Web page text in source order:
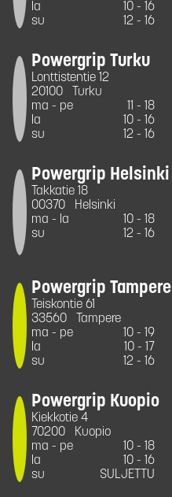
la
10 - 16
su
12 - 16
Powergrip Turku
Lonttistentie 12
20100
Turku
ma - pe
11 - 18
la
10 - 16
su
12 - 16
Powergrip Helsinki
Takkatie 18
00370
Helsinki
ma - la
10 - 18
su
12 - 16
Powergrip Tampere
Teiskontie 61
33560
Tampere
ma - pe
10 - 19
la
10 - 17
su
12 - 16
Powergrip Kuopio
Kiekkotie 4
70200
Kuopio
ma - pe
10 - 18
la
10 - 16
su
SULJETTU